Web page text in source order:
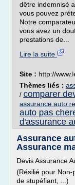
dêtre indemnisé
vous pouvez
Notre
vous avez un
prestations de...
Lire la suite
Site : http://
Thèmes liés :
/ comparer
assurance auto
auto pas
d'assurance
Assurance
Assurance
Devis Assurance
(Résilié pour Non-
de stupéfiant, ...)